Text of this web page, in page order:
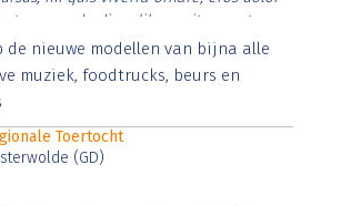
commodo diam libero vitae erat.
nibh et justo cursus id rutrum lorem
ut sem vitae risus tristique posuere.
de nieuwe modellen van bijna alle
muziek, foodtrucks, beurs en
Toertocht
(GD)